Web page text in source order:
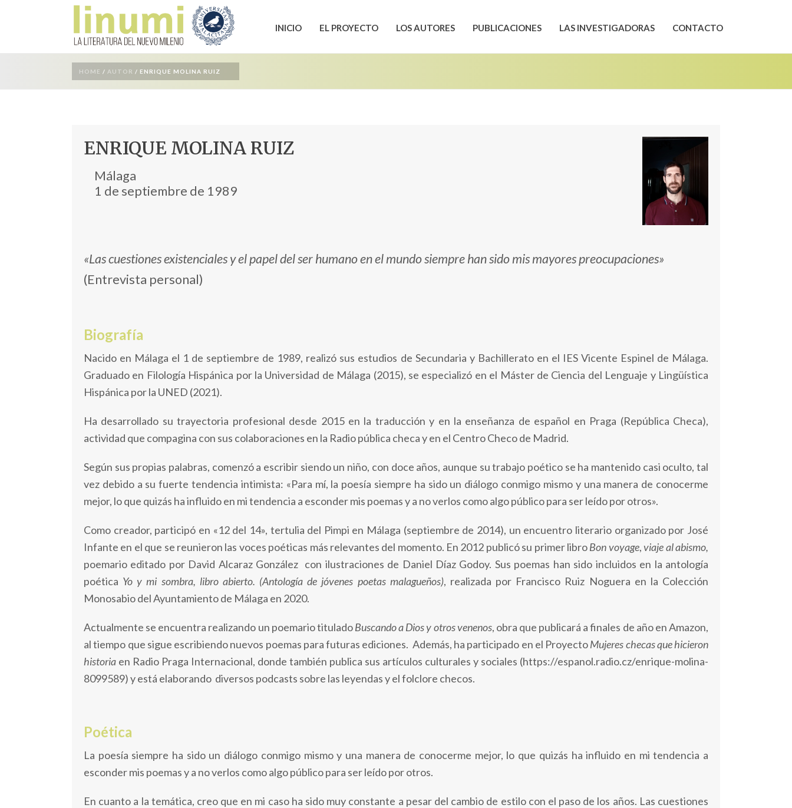
INICIO EL PROYECTO LOS AUTORES PUBLICACIONES LAS INVESTIGADORAS CONTACTO
HOME / AUTOR / ENRIQUE MOLINA RUIZ
ENRIQUE MOLINA RUIZ
Málaga
1 de septiembre de 1989
«Las cuestiones existenciales y el papel del ser humano en el mundo siempre han sido mis mayores preocupaciones»
(Entrevista personal)
Biografía
Nacido en Málaga el 1 de septiembre de 1989, realizó sus estudios de Secundaria y Bachillerato en el IES Vicente Espinel de Málaga.
Graduado en Filología Hispánica por la Universidad de Málaga (2015), se especializó en el Máster de Ciencia del Lenguaje y Lingüística
Hispánica por la UNED (2021).
Ha desarrollado su trayectoria profesional desde 2015 en la traducción y en la enseñanza de español en Praga (República Checa),
actividad que compagina con sus colaboraciones en la Radio pública checa y en el Centro Checo de Madrid.
Según sus propias palabras, comenzó a escribir siendo un niño, con doce años, aunque su trabajo poético se ha mantenido casi oculto, tal
vez debido a su fuerte tendencia intimista: «Para mí, la poesía siempre ha sido un diálogo conmigo mismo y una manera de conocerme
mejor, lo que quizás ha influido en mi tendencia a esconder mis poemas y a no verlos como algo público para ser leído por otros».
Como creador, participó en «12 del 14», tertulia del Pimpi en Málaga (septiembre de 2014), un encuentro literario organizado por José
Infante en el que se reunieron las voces poéticas más relevantes del momento. En 2012 publicó su primer libroBon voyage,viaje al abismo,
poemario editado por David Alcaraz González con ilustraciones de Daniel Díaz Godoy. Sus poemas han sido incluidos en la antología
poética Yo y mi sombra, libro abierto. (Antología de jóvenes poetas malagueños), realizada por Francisco Ruiz Noguera en la Colección
Monosabio del Ayuntamiento de Málaga en 2020.
Actualmente se encuentra realizando un poemario tituladoBuscando a Dios y otros venenos, obra que publicará a finales de año en Amazon,
al tiempo que sigue escribiendo nuevos poemas para futuras ediciones. Además, ha participado en el ProyectoMujeres checas que hicieron
historia en Radio Praga Internacional, donde también publica sus artículos culturales y sociales (https://espanol.radio.cz/enrique-molina-
8099589) y está elaborando diversos podcasts sobre las leyendas y el folclore checos.
Poética
La poesía siempre ha sido un diálogo conmigo mismo y una manera de conocerme mejor, lo que quizás ha influido en mi tendencia a
esconder mis poemas y a no verlos como algo público para ser leído por otros.
En cuanto a la temática, creo que en mi caso ha sido muy constante a pesar del cambio de estilo con el paso de los años. Las cuestiones